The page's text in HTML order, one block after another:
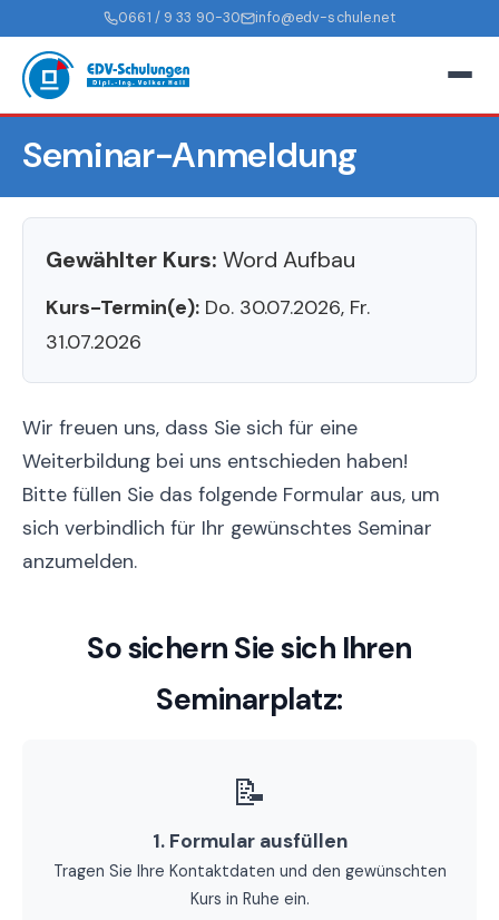
0661 / 9 33 90-30 info@edv-schule.net
Seminar-Anmeldung
Gewählter Kurs: Word Aufbau
Kurs-Termin(e): Do. 30.07.2026, Fr.
31.07.2026
Wir freuen uns, dass Sie sich für eine
Weiterbildung bei uns entschieden haben!
Bitte füllen Sie das folgende Formular aus, um
sich verbindlich für Ihr gewünschtes Seminar
anzumelden.
So sichern Sie sich Ihren
Seminarplatz:
📝
1. Formular ausfüllen
Tragen Sie Ihre Kontaktdaten und den gewünschten
Kurs in Ruhe ein.